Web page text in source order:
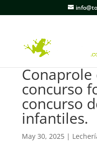
Conaprole
concurso
concurso
infantiles.
May 30, 2025|